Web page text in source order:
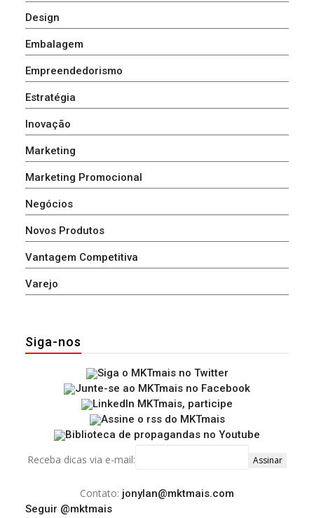
Design
Embalagem
Empreendedorismo
Estratégia
Inovação
Marketing
Marketing Promocional
Negócios
Novos Produtos
Vantagem Competitiva
Varejo
Siga-nos
Receba dicas via e-mail:
Contato: jonylan@mktmais.com
Seguir @mktmais